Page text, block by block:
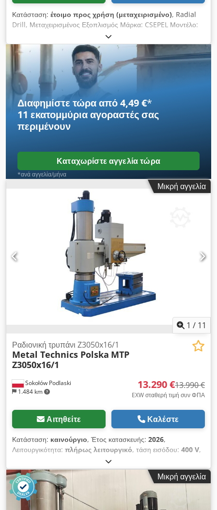
Κατάσταση: έτοιμο προς χρήση (μεταχειρισμένο), Radial
Drill, Μεταχειρισμένος Εξοπλισμός Μάρκα: CSEPEL Μοντέλο:
R.F. 2α Περιγραφή: Dsdpfxjw Db Nuo Ai Ujkr Διάμετρος
στήλης: 350 mm Κάθετη διαδρομή του βραχίονα: 1200 mm
Οριζόντια διαδρομή της κεφαλής του τρυπανιού: 1000 mm
Κάθετη διαδρομή του άξονα: 400 mm Διάμετρος ατράκτου: 65
mm 12 Ταχύτητες ατράκτου: 47,5 – 2100 σ.α.λ 8 Ρυθμοί
τροφοδοσίας: 0,048 – 1,2 m/min Ισχύς κινητήρα: 9 HP
Διαφημίστε τώρα από 4,49 €*
11 εκατομμύρια αγοραστέςσας
περιμένουν
Καταχωρίστε αγγελία τώρα
*ανά αγγελία/μήνα
Μικρή αγγελία
1 / 11
Sokołów Podlaski
1.484 km
Ραδιονική τρυπάνι Z3050x16/1
Metal Technics Polska MTP
Z3050x16/1
13.290 €13.990 €
EXW σταθερή τιμή συν ΦΠΑ
Αιτηθείτε Καλέστε
Κατάσταση: καινούργιο, Έτος κατασκευής: 2026,
Λειτουργικότητα: πλήρως λειτουργικό, τάση εισόδου: 400 V,
ηλεκτρικός
περιστροφής:1.700 στρ./λ., ταχύτητα περιστροφής (ελάχ.):25
στρ./λ., συνολικό πλάτος: 1.070 χιλ. , συνολικό μήκος:2.500
χιλ., συνολικό ύψος: , πλάτος τραπεζιού: 630 χιλ.
μήκος τραπεζιού:
800 χιλ. , συνολικό βάρος:3.500 κιλ
Μικρή αγγελία